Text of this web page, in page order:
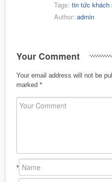
Tags: tin tức khách
Author: admin
Your Comment
Your email address will not be
marked *
*